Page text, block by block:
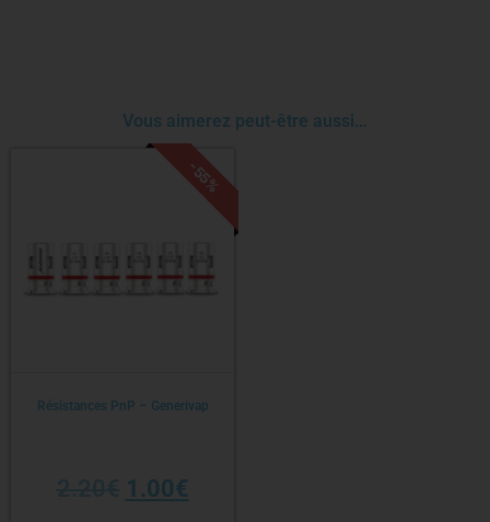
Vous aimerez peut-être aussi…
-55%
Résistances PnP – Generivap
1.00€